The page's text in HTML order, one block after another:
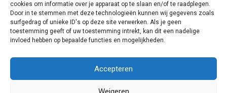
cookies om informatie over je apparaat op te slaan en/of te raadplegen.
Door in te stemmen met deze technologieën kunnen wij gegevens zoals
surfgedrag of unieke ID's op deze site verwerken. Als je geen
toestemming geeft of uw toestemming intrekt, kan dit een nadelige
invloed hebben op bepaalde functies en mogelijkheden.
Accepteren